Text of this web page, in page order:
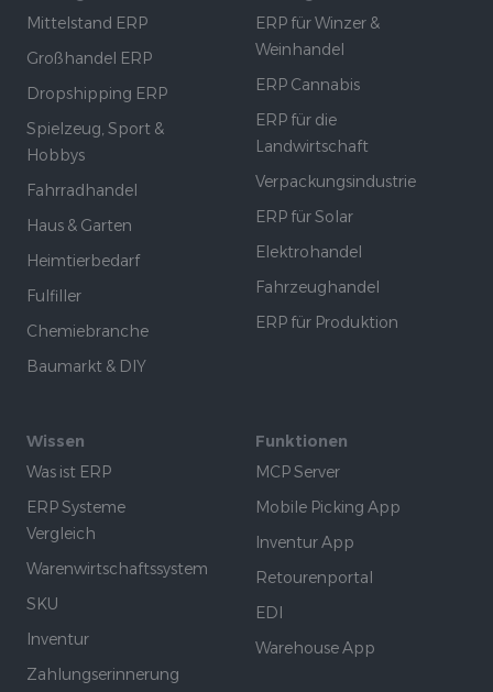
Mittelstand ERP
Großhandel ERP
Dropshipping ERP
Spielzeug, Sport &
Hobbys
Fahrradhandel
Haus & Garten
Heimtierbedarf
Fulfiller
Chemiebranche
Baumarkt & DIY
ERP für Winzer &
Weinhandel
ERP Cannabis
ERP für die
Landwirtschaft
Verpackungsindustrie
ERP für Solar
Elektrohandel
Fahrzeughandel
ERP für Produktion
Wissen
Was ist ERP
ERP Systeme
Vergleich
Warenwirtschaftssystem
SKU
Inventur
Zahlungserinnerung
Funktionen
MCP Server
Mobile Picking App
Inventur App
Retourenportal
EDI
Warehouse App